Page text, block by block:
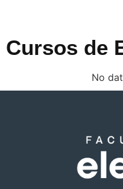
Cursos de
No